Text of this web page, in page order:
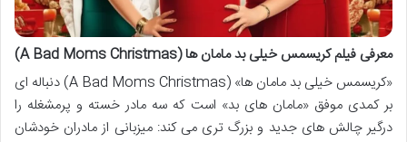
معرفی فیلم کریسمس خیلی بد مامان ها (A Bad Moms Christmas)
«کریسمس خیلی بد مامان ها» (A Bad Moms Christmas) دنباله ای
بر کمدی موفق «مامان های بد» است که سه مادر خسته و پرمشغله را
درگیر چالش های جدید و بزرگ تری می کند: میزبانی از مادران خودشان